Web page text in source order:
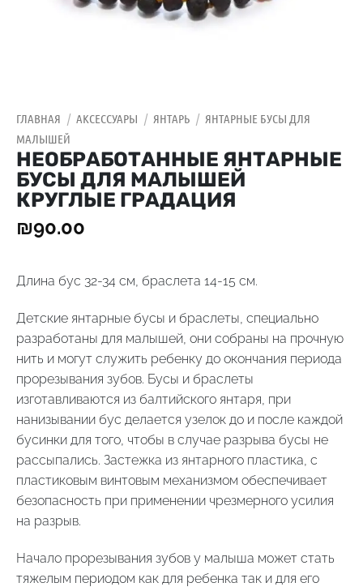
ГЛАВНАЯ / АКСЕССУАРЫ / ЯНТАРЬ / ЯНТАРНЫЕ БУСЫ ДЛЯ
МАЛЫШЕЙ
НЕОБРАБОТАННЫЕ ЯНТАРНЫЕ
БУСЫ ДЛЯ МАЛЫШЕЙ
КРУГЛЫЕ ГРАДАЦИЯ
₪90.00
Длина бус 32-34 см, браслета 14-15 см.
Детские янтарные бусы и браслеты, специально
разработаны для малышей, они собраны на прочную
нить и могут служить ребенку до окончания периода
прорезывания зубов. Бусы и браслеты
изготавливаются из балтийского янтаря, при
нанизывании бус делается узелок до и после каждой
бусинки для того, чтобы в случае разрыва бусы не
рассыпались. Застежка из янтарного пластика, с
пластиковым винтовым механизмом обеспечивает
безопасность при применении чрезмерного усилия
на разрыв.
Начало прорезывания зубов у малыша может стать
тяжелым периодом как для ребенка так и для его